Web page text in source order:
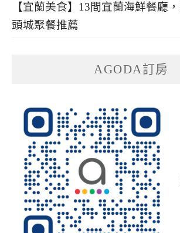
【宜蘭美食】13間宜蘭海鮮餐廳
頭城聚餐推薦
AGODA訂房